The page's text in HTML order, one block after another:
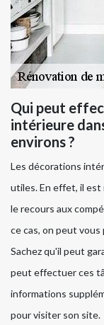
Qui peut
intérieure
environs ?
Les décorations
utiles. En effet, il est
le recours aux
ce cas, on peut
Sachez qu'il peut
peut effectuer ces
informations
pour visiter son site.